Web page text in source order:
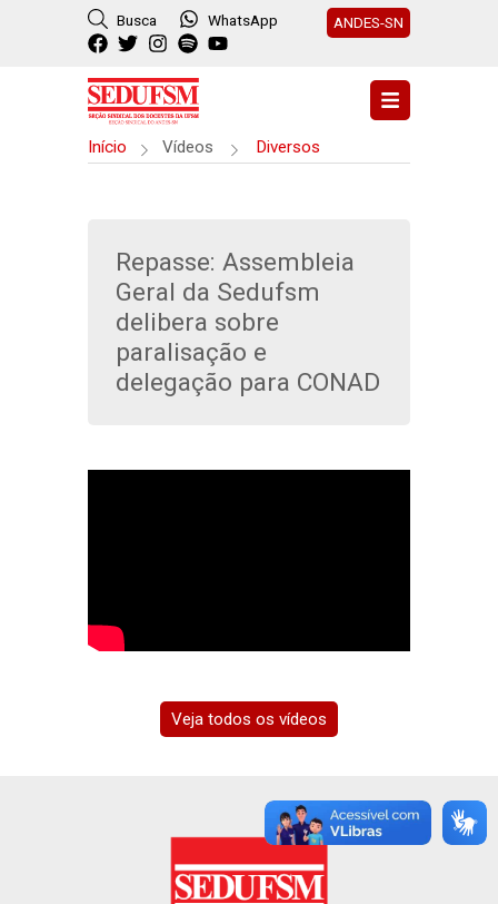
Busca WhatsApp ANDES-SN
Início Vídeos Diversos
Repasse: Assembleia
Geral da Sedufsm
delibera sobre
paralisação e
delegação para CONAD
Veja todos os vídeos